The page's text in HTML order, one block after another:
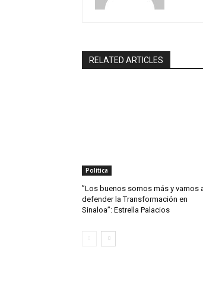
RELATED ARTICLES
Política
”Los buenos somos más y vamos
defender la Transformación en
Sinaloa”: Estrella Palacios